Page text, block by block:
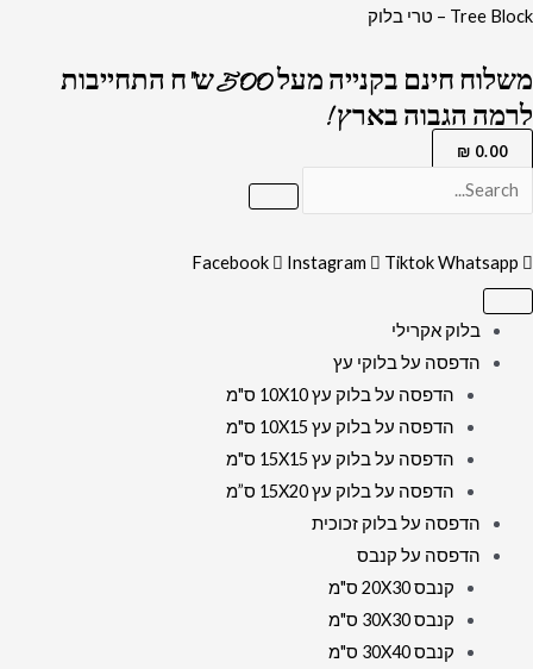
דילוג
Tree Block – טרי בלוק
משלוח חינם בקנייה מעל 500 ש"ח התחייבות
לרמה הגבוה בארץ !
0.00
₪
Facebook Instagram TiktokWhatsapp
בלוק אקרילי
הדפסה על בלוקי עץ
הדפסה על בלוק עץ 10X10 ס"מ
הדפסה על בלוק עץ 10X15 ס"מ
הדפסה על בלוק עץ 15X15 ס"מ
הדפסה על בלוק עץ 15X20 ס”מ
הדפסה על בלוק זכוכית
הדפסה על קנבס
קנבס 20X30 ס"מ
קנבס 30X30 ס"מ
קנבס 30X40 ס"מ
כמות
2712
-
תמונה
אגרת
על
קנבס
זכוכית